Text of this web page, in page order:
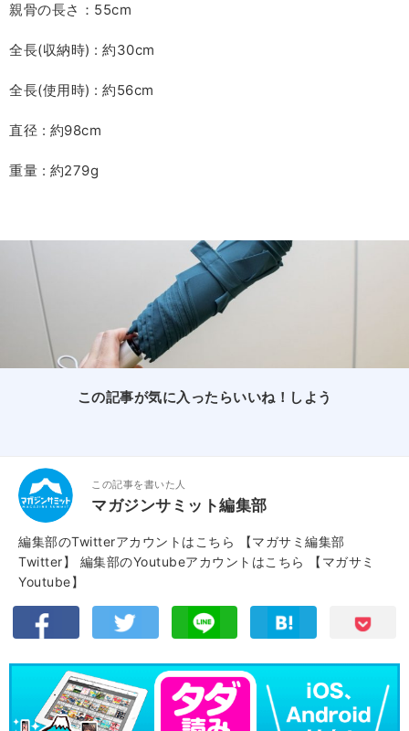
親骨の長さ：55cm
全長(収納時) : 約30cm
全長(使用時) : 約56cm
直径 : 約98cm
重量 : 約279g
この記事が気に入ったらいいね！しよう
この記事を書いた人
マガジンサミット編集部
編集部のTwitterアカウントはこちら
【マガサミ編集部
Twitter】
編集部のYoutubeアカウントはこちら
【マガサミ
Youtube】